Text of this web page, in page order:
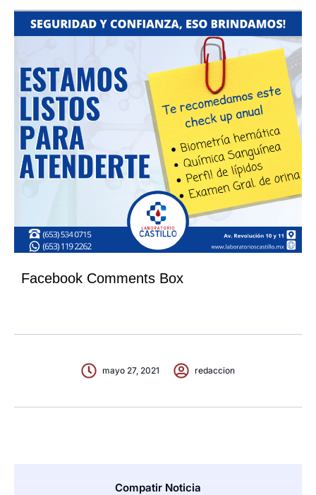
Facebook Comments Box
mayo 27, 2021 redaccion
Compatir Noticia